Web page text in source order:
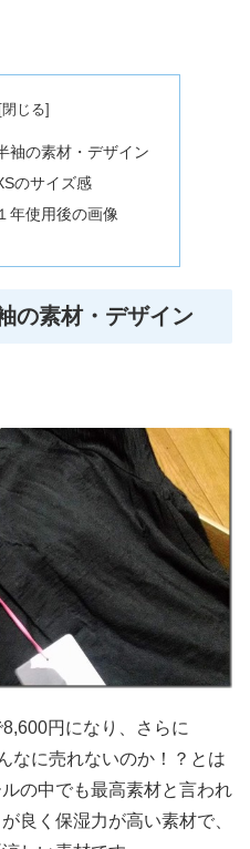
袖の素材・デザイン
のサイズ感
年使用後の画像
の素材・デザイン
円になり、さらに
なに売れないのか！？とは
の中でも最高素材と言われ
良く保湿力が高い素材で、